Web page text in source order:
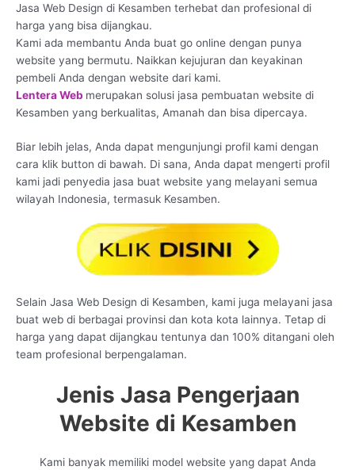
Jasa Web Design di Kesamben terhebat dan profesional di
harga yang bisa dijangkau.
Kami ada membantu Anda buat go online dengan punya
website yang bermutu. Naikkan kejujuran dan keyakinan
pembeli Anda dengan website dari kami.
Lentera Web merupakan solusi jasa pembuatan website di
Kesamben yang berkualitas, Amanah dan bisa dipercaya.
Biar lebih jelas, Anda dapat mengunjungi profil kami dengan
cara klik button di bawah. Di sana, Anda dapat mengerti profil
kami jadi penyedia jasa buat website yang melayani semua
wilayah Indonesia, termasuk Kesamben.
Selain Jasa Web Design di Kesamben, kami juga melayani jasa
buat web di berbagai provinsi dan kota kota lainnya. Tetap di
harga yang dapat dijangkau tentunya dan 100% ditangani oleh
team profesional berpengalaman.
Jenis Jasa Pengerjaan
Website di Kesamben
Kami banyak memiliki model website yang dapat Anda